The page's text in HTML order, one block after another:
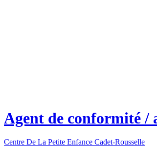
Agent de conformité /
Centre De La Petite Enfance Cadet-Rousselle